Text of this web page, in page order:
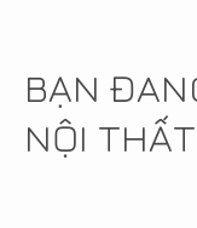
BẠN
NỘI